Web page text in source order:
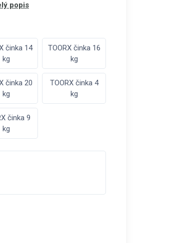
popis
činka 14
kg
TOORX činka 16
kg
činka 20
kg
TOORX činka 4
kg
činka 9
kg